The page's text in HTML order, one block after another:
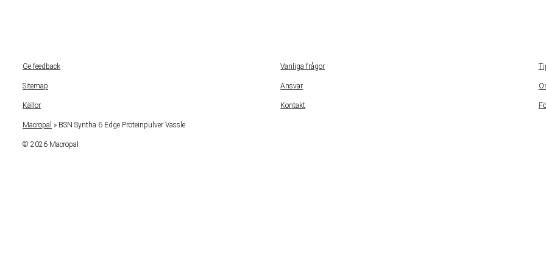
Ge feedback
Sitemap
Källor
Vanliga frågor
Ansvar
Kontakt
Macropal » BSN Syntha 6 Edge Proteinpulver Vassle
© 2026 Macropal